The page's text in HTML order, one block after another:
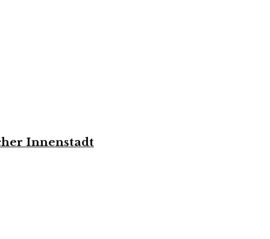
Innenstadt